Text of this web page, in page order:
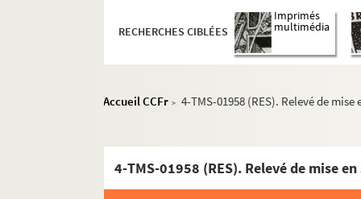
RECHERCHES CIBLÉES
Imprimés
multimédia
Accueil CCFr > 4-TMS-01958 (RES). Relevé de mise
4-TMS-01958 (RES). Relevé de mise en
Lubize, Eugène Labiche, Paul Siraudin. Le
August von Kotzebue. Misanthropie et
Charles Hugo, Paul Meurice. Les
Robert Cedric Sheriff. Miss Mabel : pièce en
Marcel Béliard. La mission de Frère